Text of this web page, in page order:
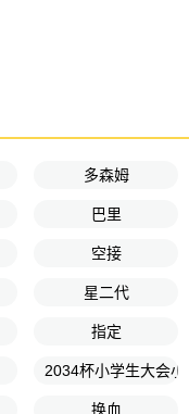
多森姆
巴里
空接
星二代
指定
2034杯小学生大会
换血